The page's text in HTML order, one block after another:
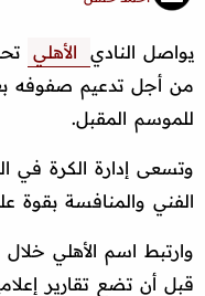
يواصل النادي الأهلي
من أجل تدعيم صفوفه
للموسم المقبل.
وتسعى إدارة الكرة في
الفني والمنافسة بقوة
وارتبط اسم الأهلي خلال
قبل أن تضع تقارير